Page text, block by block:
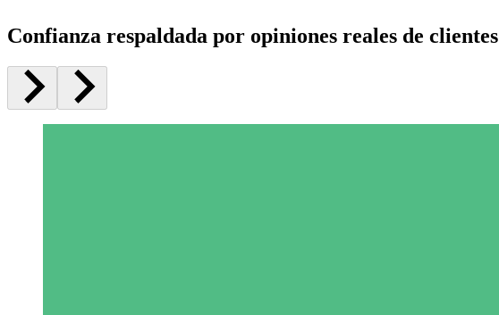
Confianza respaldada por opiniones reales de clientes